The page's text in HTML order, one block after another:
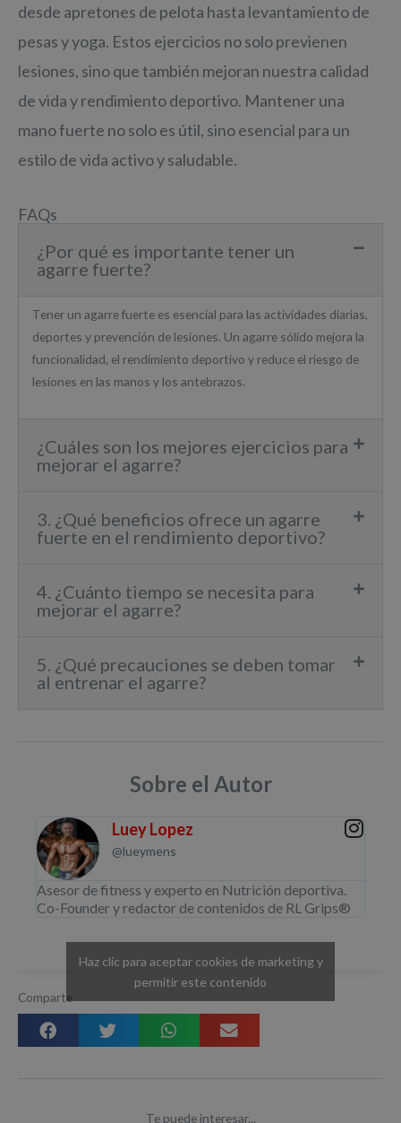
desde apretones de pelota hasta levantamiento de
pesas y yoga. Estos ejercicios no solo previenen
lesiones, sino que también mejoran nuestra calidad
de vida y rendimiento deportivo. Mantener una
mano fuerte no solo es útil, sino esencial para un
estilo de vida activo y saludable.
FAQs
¿Por qué es importante tener un
agarre fuerte?
Tener un agarre fuerte es esencial para las actividades diarias,
deportes y prevención de lesiones. Un agarre sólido mejora la
funcionalidad, el rendimiento deportivo y reduce el riesgo de
lesiones en las manos y los antebrazos.
¿Cuáles son los mejores ejercicios para
mejorar el agarre?
3. ¿Qué beneficios ofrece un agarre
fuerte en el rendimiento deportivo?
4. ¿Cuánto tiempo se necesita para
mejorar el agarre?
5. ¿Qué precauciones se deben tomar
al entrenar el agarre?
Sobre el Autor
Luey Lopez
@lueymens
Asesor de fitness y experto en Nutrición deportiva.
Co-Founder y redactor de contenidos de RL Grips®
Haz clic para aceptar cookies de marketing y
permitir este contenido
Comparte
Te puede interesar...